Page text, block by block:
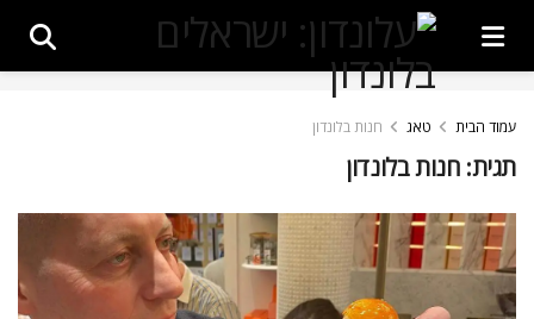
עמוד הבית טאג חנות בלונדון
תגית: חנות בלונדון